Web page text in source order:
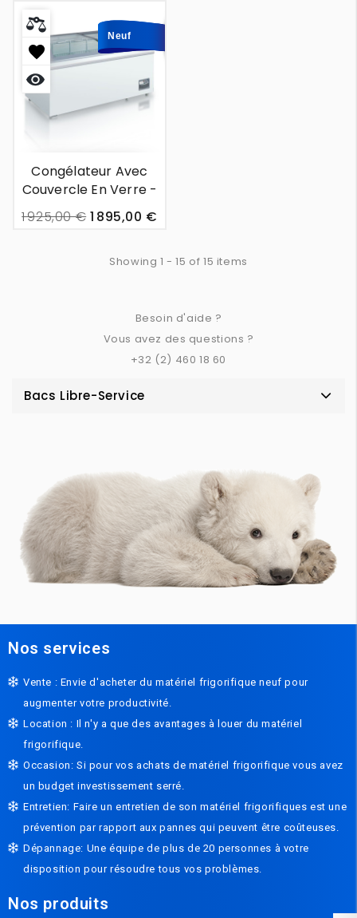
Neuf
Neuf
Congélateur Avec
Couvercle En Verre -
Rotterdam - 2m00
1 925,00 € 1 895,00 €
Showing 1 - 15 of 15 items
Besoin d'aide ?
Vous avez des questions ?
+32 (2) 460 18 60
Bacs Libre-Service
Nos services
Vente : Envie d'acheter du matériel frigorifique neuf pour
augmenter votre productivité.
Location : Il n'y a que des avantages à louer du matériel
frigorifique.
Occasion: Si pour vos achats de matériel frigorifique vous avez
un budget investissement serré.
Entretien: Faire un entretien de son matériel frigorifiques est une
prévention par rapport aux pannes qui peuvent être coûteuses.
Dépannage: Une équipe de plus de 20 personnes à votre
disposition pour résoudre tous vos problèmes.
Nos produits